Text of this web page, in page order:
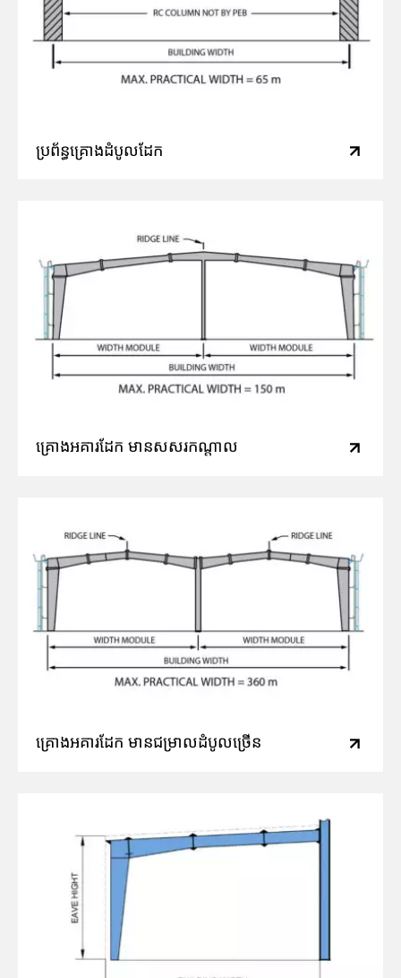
ប្រព័ន្ធគ្រោងដំបូលដែក
គ្រោងអគារដែក មានសសរកណ្តាល
គ្រោងអគារដែក មានជម្រាលដំបូលច្រើន